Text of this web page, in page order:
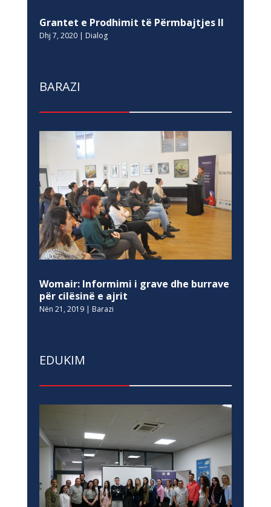
Grantet e Prodhimit të Përmbajtjes II
Dhj 7, 2020| Dialog
BARAZI
Womair: Informimi i grave dhe burrave
për cilësinë e ajrit
Nën 21, 2019| Barazi
EDUKIM